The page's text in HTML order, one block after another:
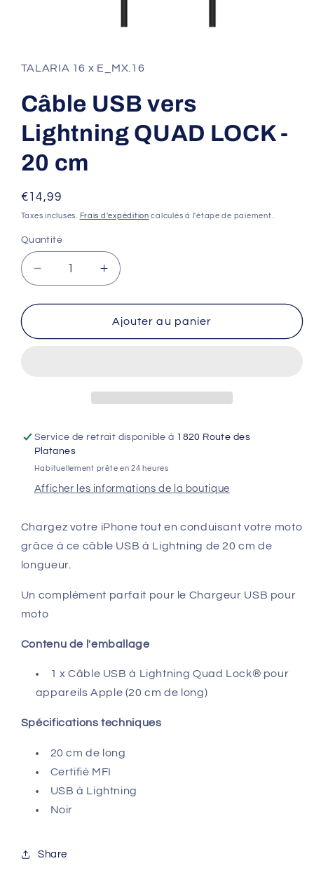
1
dans
fenêtre
modale
TALARIA 16 x E_MX.16
Câble USB vers
Lightning QUAD LOCK -
20 cm
Prix
habituel
€14,99
Taxes incluses. Frais d'expédition calculés à l'étape de paiement.
Quantité
Réduire
la
quantité
Câble
20
Augmenter
la
quantité
de
Câble
20
Ajouter au panier
Service de retrait disponible à 1820 Route des
Platanes
Habituellement prête en 24 heures
Afficher les informations de la boutique
Chargez votre iPhone tout en conduisant votre moto
grâce à ce câble USB à Lightning de 20 cm de
longueur.
Un complément parfait pour le Chargeur USB pour
moto
Contenu de l'emballage
1 x Câble USB à Lightning Quad Lock® pour
appareils Apple (20 cm de long)
Spécifications techniques
20 cm de long
Certifié MFI
USB à Lightning
Noir
Share